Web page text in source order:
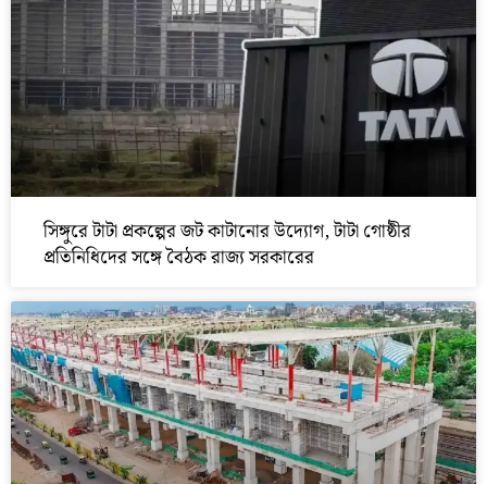
সিঙ্গুরে টাটা প্রকল্পের জট কাটানোর উদ্যোগ, টাটা গোষ্ঠীর
প্রতিনিধিদের সঙ্গে বৈঠক রাজ্য সরকারের